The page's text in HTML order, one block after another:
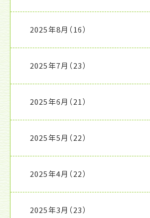
2025年8月 （16）
2025年7月 （23）
2025年6月 （21）
2025年5月 （22）
2025年4月 （22）
2025年3月 （23）